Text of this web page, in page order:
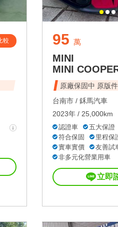
較 95 萬
MINI
MINI
原廠保固中 原版
台南市 / 鉌馬汽車
2023年 / 25,000km
認證車
五大保證
符合保固
里程保
實車實價
友善試
非多元化營業用車
立即